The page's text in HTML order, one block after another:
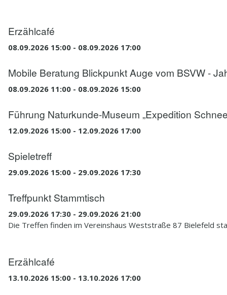
Erzählcafé
08.09.2026 15:00 - 08.09.2026 17:00
Mobile Beratung Blickpunkt Auge vom BSVW -
08.09.2026 11:00 - 08.09.2026 15:00
Führung Naturkunde-Museum „Expedition
12.09.2026 15:00 - 12.09.2026 17:00
Spieletreff
29.09.2026 15:00 - 29.09.2026 17:30
Treffpunkt Stammtisch
29.09.2026 17:30 - 29.09.2026 21:00
Die Treffen finden im Vereinshaus Weststraße 87 Bielefeld
Erzählcafé
13.10.2026 15:00 - 13.10.2026 17:00